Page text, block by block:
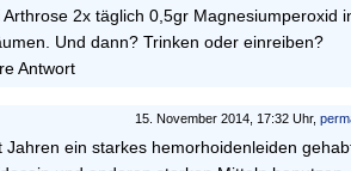
2x täglich 0,5gr Magnesiumperoxid
Und dann? Trinken oder einreiben?
Antwort
15. November 2014, 17:32 Uhr,
Jahren ein starkes hemorhoidenleiden